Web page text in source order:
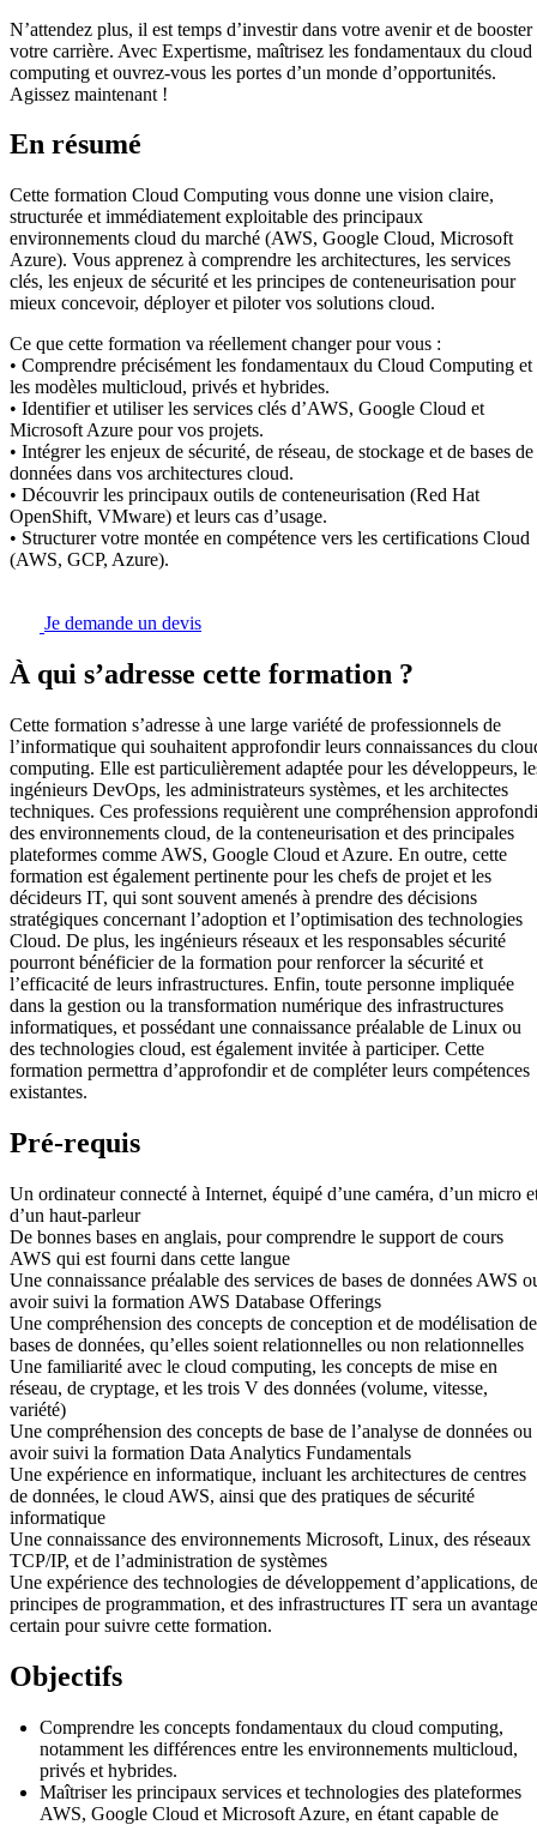
N’attendez plus, il est temps d’investir dans votre avenir et de booster
votre carrière. Avec Expertisme, maîtrisez les fondamentaux du cloud
computing et ouvrez-vous les portes d’un monde d’opportunités.
Agissez maintenant !
En résumé
Cette formation Cloud Computing vous donne une vision claire,
structurée et immédiatement exploitable des principaux
environnements cloud du marché (AWS, Google Cloud, Microsoft
Azure). Vous apprenez à comprendre les architectures, les services
clés, les enjeux de sécurité et les principes de conteneurisation pour
mieux concevoir, déployer et piloter vos solutions cloud.
Ce que cette formation va réellement changer pour vous :
• Comprendre précisément les fondamentaux du Cloud Computing et
les modèles multicloud, privés et hybrides.
• Identifier et utiliser les services clés d’AWS, Google Cloud et
Microsoft Azure pour vos projets.
• Intégrer les enjeux de sécurité, de réseau, de stockage et de bases de
données dans vos architectures cloud.
• Découvrir les principaux outils de conteneurisation (Red Hat
OpenShift, VMware) et leurs cas d’usage.
• Structurer votre montée en compétence vers les certifications Cloud
(AWS, GCP, Azure).
Je demande un devis
À qui s’adresse cette formation ?
Cette formation s’adresse à une large variété de professionnels de
l’informatique qui souhaitent approfondir leurs connaissances du
computing. Elle est particulièrement adaptée pour les développeurs,
ingénieurs DevOps, les administrateurs systèmes, et les architectes
techniques. Ces professions requièrent une compréhension
des environnements cloud, de la conteneurisation et des principales
plateformes comme AWS, Google Cloud et Azure. En outre, cette
formation est également pertinente pour les chefs de projet et les
décideurs IT, qui sont souvent amenés à prendre des décisions
stratégiques concernant l’adoption et l’optimisation des technologies
Cloud. De plus, les ingénieurs réseaux et les responsables sécurité
pourront bénéficier de la formation pour renforcer la sécurité et
l’efficacité de leurs infrastructures. Enfin, toute personne impliquée
dans la gestion ou la transformation numérique des infrastructures
informatiques, et possédant une connaissance préalable de Linux ou
des technologies cloud, est également invitée à participer. Cette
formation permettra d’approfondir et de compléter leurs compétences
existantes.
Pré-requis
Un ordinateur connecté à Internet, équipé d’une caméra, d’un micro
d’un haut-parleur
De bonnes bases en anglais, pour comprendre le support de cours
AWS qui est fourni dans cette langue
Une connaissance préalable des services de bases de données AWS
avoir suivi la formation AWS Database Offerings
Une compréhension des concepts de conception et de modélisation de
bases de données, qu’elles soient relationnelles ou non relationnelles
Une familiarité avec le cloud computing, les concepts de mise en
réseau, de cryptage, et les trois V des données (volume, vitesse,
variété)
Une compréhension des concepts de base de l’analyse de données ou
avoir suivi la formation Data Analytics Fundamentals
Une expérience en informatique, incluant les architectures de centres
de données, le cloud AWS, ainsi que des pratiques de sécurité
informatique
Une connaissance des environnements Microsoft, Linux, des réseaux
TCP/IP, et de l’administration de systèmes
Une expérience des technologies de développement d’applications,
principes de programmation, et des infrastructures IT sera un avantage
certain pour suivre cette formation.
Objectifs
Comprendre les concepts fondamentaux du cloud computing,
notamment les différences entre les environnements multicloud,
privés et hybrides.
Maîtriser les principaux services et technologies des plateformes
AWS, Google Cloud et Microsoft Azure, en étant capable de